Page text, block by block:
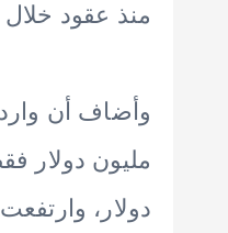
منذ عقود خلال